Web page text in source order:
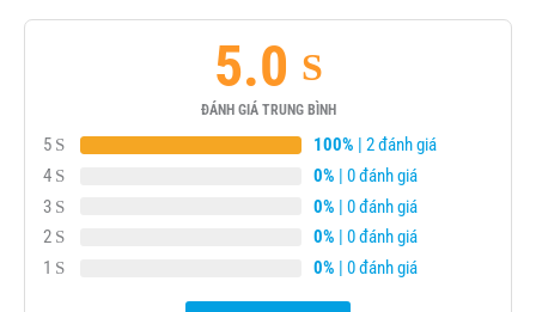
5.0
ĐÁNH GIÁ TRUNG BÌNH
5 100% | 2 đánh giá
4
0% | 0 đánh giá
3
0% | 0 đánh giá
2
0% | 0 đánh giá
1
0% | 0 đánh giá